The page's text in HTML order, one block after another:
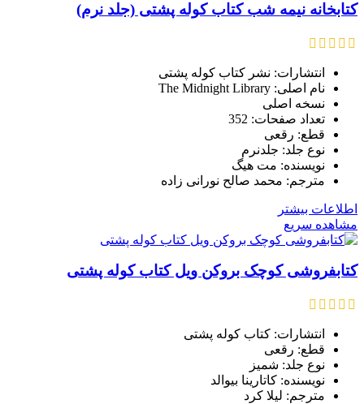
کتابخانه نیمه شب کتاب کوله پشتی (جلد نرم)
انتشارات: نشر کتاب کوله پشتی
نام اصلی: The Midnight Library
نسخه اصلی
تعداد صفحات: 352
قطع: رقعی
نوع جلد: جلدنرم
نویسنده: مت هیگ
مترجم: محمد صالح نورانی زاده
اطلاعات بیشتر
مشاهده سریع
کتابفروشی کوچک بروکن ویل کتاب کوله پشتی
انتشارات: کتاب کوله پشتی
قطع: رقعی
نوع جلد: شمیز
نویسنده: کاتارینا بیوالد
مترجم: لیلا کرد